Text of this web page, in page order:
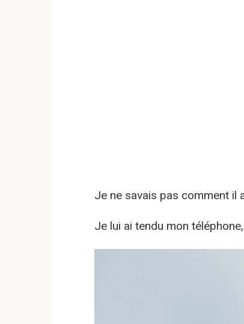
Je ne savais pas comment il
Je lui ai tendu mon